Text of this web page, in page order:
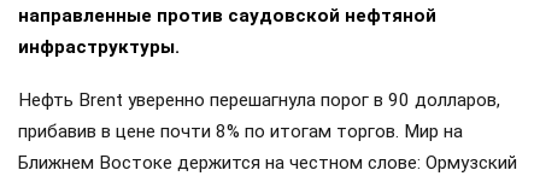
направленные против саудовской нефтяной
инфраструктуры.
Нефть Brent уверенно перешагнула порог в 90 долларов,
прибавив в цене почти 8% по итогам торгов. Мир на
Ближнем Востоке держится на честном слове: Ормузский